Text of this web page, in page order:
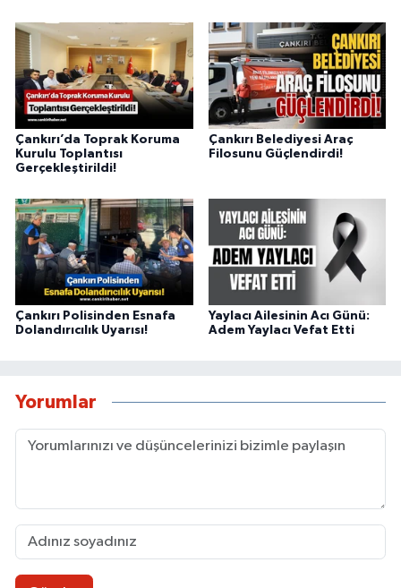
Çankırı’da Toprak Koruma
Kurulu Toplantısı
Gerçekleştirildi!
Çankırı Belediyesi Araç
Filosunu Güçlendirdi!
Çankırı Polisinden Esnafa
Dolandırıcılık Uyarısı!
Yaylacı Ailesinin Acı Günü:
Adem Yaylacı Vefat Etti
Yorumlar